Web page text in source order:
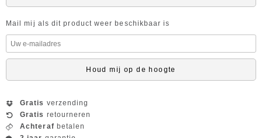
Mail mij als dit product weer beschikbaar is
Houd mij op de hoogte
Gratis verzending
Gratis retourneren
Achteraf betalen